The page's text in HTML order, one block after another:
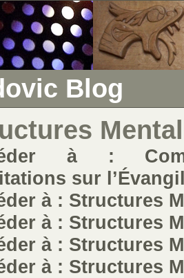
Blog
à :
sur
à : Structures
à : Structures
à : Structures
à : Structures